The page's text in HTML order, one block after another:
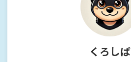
くろしば